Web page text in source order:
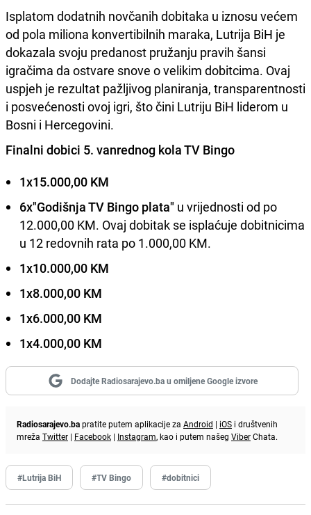
Isplatom dodatnih novčanih dobitaka u iznosu većem
od pola miliona konvertibilnih maraka, Lutrija BiH je
dokazala svoju predanost pružanju pravih šansi
igračima da ostvare snove o velikim dobitcima. Ovaj
uspjeh je rezultat pažljivog planiranja, transparentnosti
i posvećenosti ovoj igri, što čini Lutriju BiH liderom u
Bosni i Hercegovini.
Finalni dobici 5. vanrednog kola TV Bingo
1x15.000,00 KM
6x"Godišnja TV Bingo plata" u vrijednosti od po
12.000,00 KM. Ovaj dobitak se isplaćuje dobitnicima
u 12 redovnih rata po 1.000,00 KM.
1x10.000,00 KM
1x8.000,00 KM
1x6.000,00 KM
1x4.000,00 KM
Dodajte Radiosarajevo.ba u omiljene Google izvore
Radiosarajevo.bapratite putem aplikacije za Android | iOS i društvenih
mreža Twitter | Facebook | Instagram, kao i putem našeg ViberChata.
#Lutrija BiH #TV Bingo #dobitnici